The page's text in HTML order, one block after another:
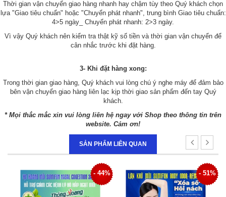
Thời gian vận chuyển giao hàng nhanh hay chậm tùy theo Quý khách chọn
lựa "Giao tiêu chuẩn" hoặc "Chuyển phát nhanh", trung bình Giao tiêu chuẩn:
4>5 ngày_ Chuyển phát nhanh: 2>3 ngày.
Vì vậy Quý khách nên kiểm tra thật kỹ số tiền và thời gian vận chuyển để
cân nhắc trước khi đặt hàng.
3- Khi đặt hàng xong:
Trong thời gian giao hàng, Quý khách vui lòng chú ý nghe máy để đảm bảo
bên vận chuyển giao hàng liên lạc kịp thời giao sản phẩm đến tay Quý
khách.
* Mọi thắc mắc xin vui lòng liên hệ ngay với Shop theo thông tin trên
website. Cảm ơn!
SẢN PHẨM LIÊN QUAN
- 44% - 51%